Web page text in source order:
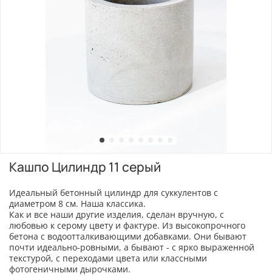
Кашпо Цилиндр 11 серый
Идеальный бетонный цилиндр для суккулентов с
диаметром 8 см. Наша классика.
Как и все наши другие изделия, сделан вручную, с
любовью к серому цвету и фактуре. Из высокопрочного
бетона с водоотталкивающими добавками. Они бывают
почти идеально-ровными, а бывают - с ярко выраженной
текстурой, с переходами цвета или классными
фотогеничными дырочками.